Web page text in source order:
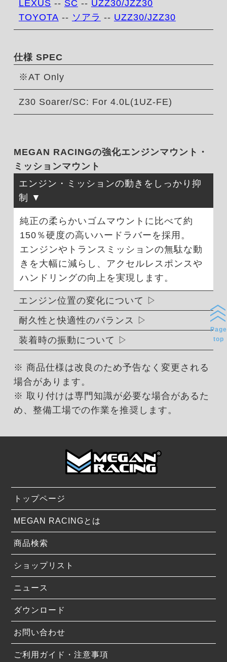
LEXUS -- SC -- UZZ30/JZZ30
TOYOTA -- ソアラ -- UZZ30/JZZ30
仕様 SPEC
※AT Only
Z30 Soarer/SC: For 4.0L(1UZ-FE)
MEGAN RACINGの強化エンジンマウント・
ミッションマウント
エンジン・ミッションの動きをしっかり抑
制
純正の柔らかいゴムマウントに比べて約
150％硬度の高いハードラバーを採用。
エンジンやトランスミッションの無駄な動
きを大幅に減らし、アクセルレスポンスや
ハンドリングの向上を実現します。
エンジン位置の変化について
耐久性と快適性のバランス
装着時の振動について
※ 商品仕様は改良のため予告なく変更される
場合があります。
※ 取り付けは専門知識が必要な場合があるた
め、整備工場での作業を推奨します。
トップページ
MEGAN RACINGとは
商品検索
ショップリスト
ニュース
ダウンロード
お問い合わせ
ご利用ガイド・注意事項
Page
top